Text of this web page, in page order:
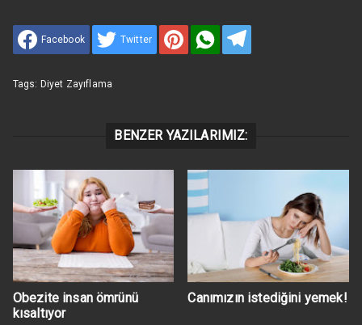
Facebook Twitter
Tags: Diyet Zayıflama
BENZER YAZILARIMIZ:
Obezite insan ömrünü
kısaltıyor
Canımızın istediğini yemek!